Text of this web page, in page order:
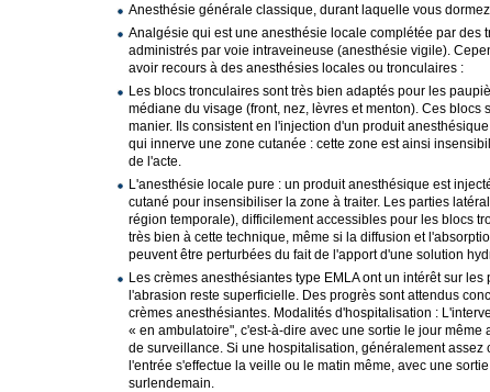
Anesthésie générale classique, durant laquelle vous
Analgésie qui est une anesthésie locale complétée par des
administrés par voie intraveineuse (anesthésie vigile).
avoir recours à des anesthésies locales ou tronculaires :
Les blocs tronculaires sont très bien adaptés pour les
médiane du visage (front, nez, lèvres et menton). Ces blocs
manier. Ils consistent en l'injection d'un produit
qui innerve une zone cutanée : cette zone est ainsi
de l'acte.
L'anesthésie locale pure : un produit anesthésique est
cutané pour insensibiliser la zone à traiter. Les parties
région temporale), difficilement accessibles pour les blocs
très bien à cette technique, même si la diffusion et
peuvent être perturbées du fait de l'apport d'une solution
Les crèmes anesthésiantes type EMLA ont un intérêt sur les
l'abrasion reste superficielle. Des progrès sont attendus
crèmes anesthésiantes. Modalités d'hospitalisation :
« en ambulatoire", c'est-à-dire avec une sortie le jour même
de surveillance. Si une hospitalisation, généralement assez
l'entrée s'effectue la veille ou le matin même, avec une
surlendemain.